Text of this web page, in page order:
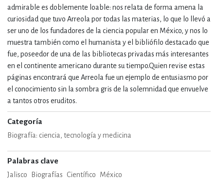
admirable es doblemente loable: nos relata de forma amena la
curiosidad que tuvo Arreola por todas las materias, lo que lo llevó a
ser uno de los fundadores de la ciencia popular en México, y nos lo
muestra también como el humanista y el bibliófilo destacado que
fue, poseedor de una de las bibliotecas privadas más interesantes
en el continente americano durante su tiempo.Quien revise estas
páginas encontrará que Arreola fue un ejemplo de entusiasmo por
el conocimiento sin la sombra gris de la solemnidad que envuelve
a tantos otros eruditos.
Categoría
Biografía: ciencia, tecnología y medicina
Palabras clave
Jalisco Biografías Científico México